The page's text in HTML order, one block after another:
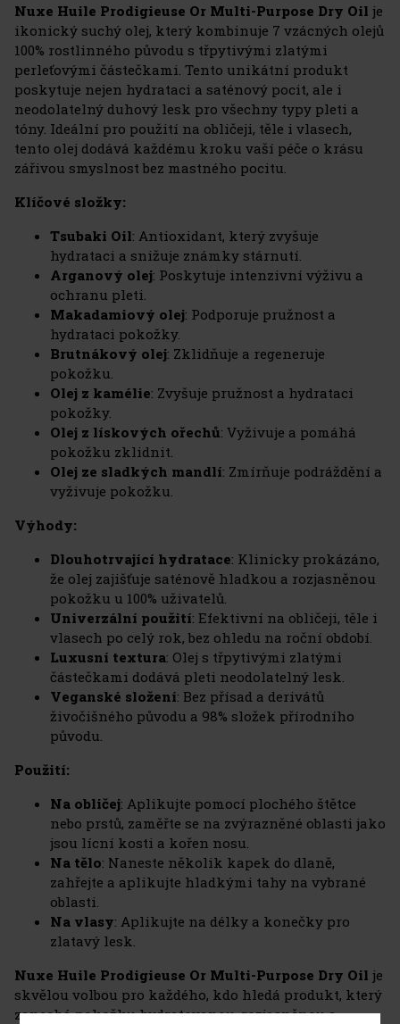
Nuxe Huile Prodigieuse Or Multi-Purpose Dry Oil je
ikonický suchý olej, který kombinuje 7 vzácných olejů
100% rostlinného původu s třpytivými zlatými
perleťovými částečkami. Tento unikátní produkt
poskytuje nejen hydrataci a saténový pocit, ale i
neodolatelný duhový lesk pro všechny typy pleti a
tóny. Ideální pro použití na obličeji, těle i vlasech,
tento olej dodává každému kroku vaší péče o krásu
zářivou smyslnost bez mastného pocitu.
Klíčové složky:
Tsubaki Oil: Antioxidant, který zvyšuje
hydrataci a snižuje známky stárnutí.
Arganový olej: Poskytuje intenzivní výživu a
ochranu pleti.
Makadamiový olej: Podporuje pružnost a
hydrataci pokožky.
Brutnákový olej: Zklidňuje a regeneruje
pokožku.
Olej z kamélie: Zvyšuje pružnost a hydrataci
pokožky.
Olej z lískových ořechů: Vyživuje a pomáhá
pokožku zklidnit.
Olej ze sladkých mandlí: Zmírňuje podráždění a
vyživuje pokožku.
Výhody:
Dlouhotrvající hydratace: Klinicky prokázáno,
že olej zajišťuje saténově hladkou a rozjasněnou
pokožku u 100% uživatelů.
Univerzální použití: Efektivní na obličeji, těle i
vlasech po celý rok, bez ohledu na roční období.
Luxusní textura: Olej s třpytivými zlatými
částečkami dodává pleti neodolatelný lesk.
Veganské složení: Bez přísad a derivátů
živočišného původu a 98% složek přírodního
původu.
Použití:
Na obličej: Aplikujte pomocí plochého štětce
nebo prstů, zaměřte se na zvýrazněné oblasti jako
jsou lícní kosti a kořen nosu.
Na tělo: Naneste několik kapek do dlaně,
zahřejte a aplikujte hladkými tahy na vybrané
oblasti.
Na vlasy: Aplikujte na délky a konečky pro
zlatavý lesk.
Nuxe Huile Prodigieuse Or Multi-Purpose Dry Oil je
skvělou volbou pro každého, kdo hledá produkt, který
zanechá pokožku hydratovanou, rozjasněnou a